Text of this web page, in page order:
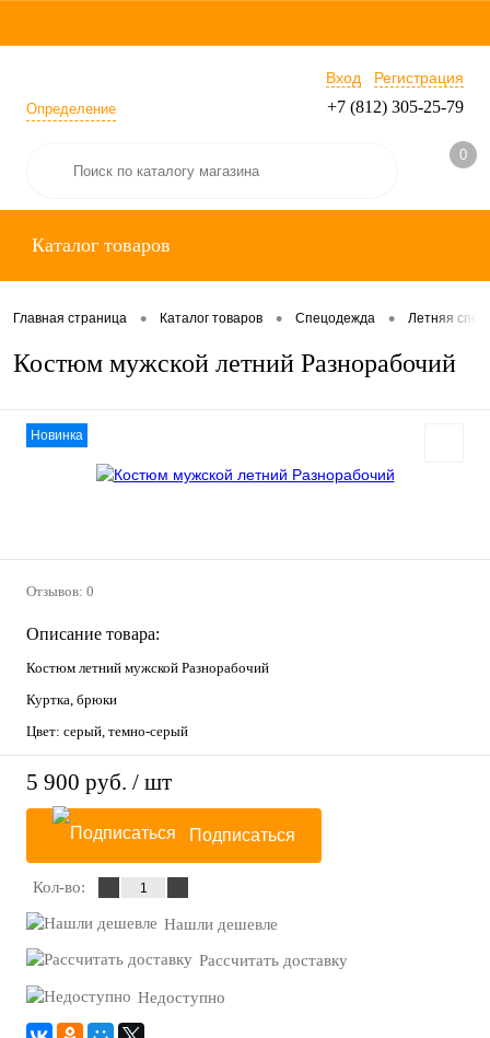
Определение
Вход Регистрация
+7 (812) 305-25-79
0
Каталог товаров
Главная страница • Каталог товаров • Спецодежда • Летняя
Костюм мужской летний Разнорабочий
Новинка
Отзывов: 0
Описание товара:
Костюм летний мужской Разнорабочий
Куртка, брюки
Цвет: серый, темно-серый
5 900 руб. / шт
Подписаться
Кол-во:
Нашли дешевле
Рассчитать доставку
Недоступно